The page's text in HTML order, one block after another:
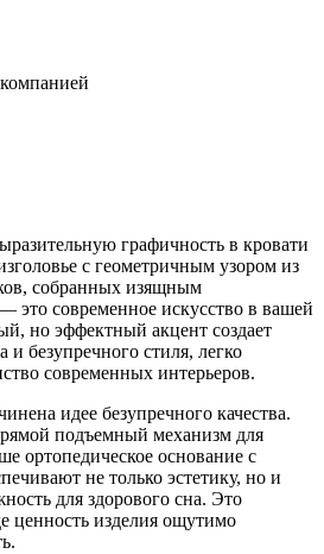
графичность в кровати
с геометричным узором из
собранных изящным
современное искусство в вашей
но эффектный акцент создает
безупречного стиля, легко
современных интерьеров.
идее безупречного качества.
подъемный механизм для
ортопедическое основание с
не только эстетику, но и
для здорового сна. Это
ценность изделия ощутимо